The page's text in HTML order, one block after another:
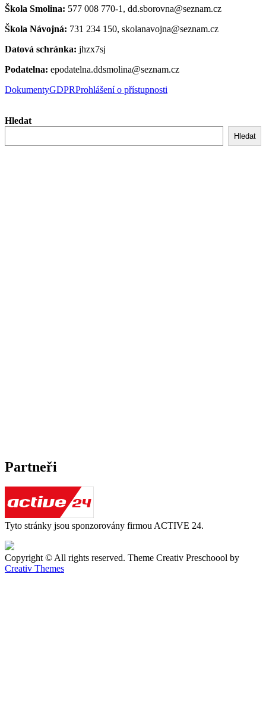
Škola Smolina: 577 008 770-1, dd.sborovna@seznam.cz
Škola Návojná: 731 234 150, skolanavojna@seznam.cz
Datová schránka: jhzx7sj
Podatelna: epodatelna.ddsmolina@seznam.cz
DokumentyGDPRProhlášení o přístupnosti
Hledat
Hledat
Partneři
Tyto stránky jsou sponzorovány firmou ACTIVE 24.
Copyright © All rights reserved. Theme Creativ Preschoool by
Creativ Themes